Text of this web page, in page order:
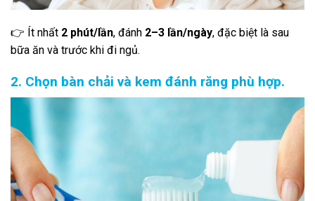
👉 Ít nhất 2 phút/lần, đánh 2–3 lần/ngày, đặc biệt là sau
bữa ăn và trước khi đi ngủ.
2. Chọn bàn chải và kem đánh răng phù hợp.